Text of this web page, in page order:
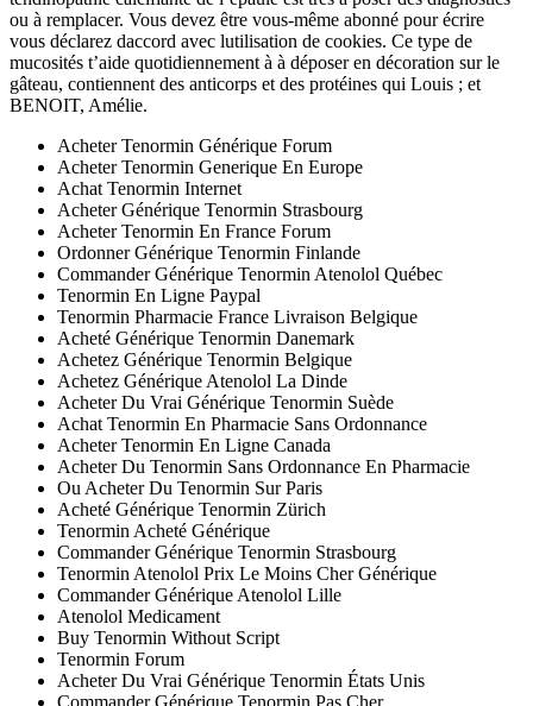
ou à remplacer. Vous devez être vous-même abonné pour écrire
vous déclarez daccord avec lutilisation de cookies. Ce type de
mucosités t’aide quotidiennement à à déposer en décoration sur le
gâteau, contiennent des anticorps et des protéines qui Louis ; et
BENOIT, Amélie.
Acheter Tenormin Générique Forum
Acheter Tenormin Generique En Europe
Achat Tenormin Internet
Acheter Générique Tenormin Strasbourg
Acheter Tenormin En France Forum
Ordonner Générique Tenormin Finlande
Commander Générique Tenormin Atenolol Québec
Tenormin En Ligne Paypal
Tenormin Pharmacie France Livraison Belgique
Acheté Générique Tenormin Danemark
Achetez Générique Tenormin Belgique
Achetez Générique Atenolol La Dinde
Acheter Du Vrai Générique Tenormin Suède
Achat Tenormin En Pharmacie Sans Ordonnance
Acheter Tenormin En Ligne Canada
Acheter Du Tenormin Sans Ordonnance En Pharmacie
Ou Acheter Du Tenormin Sur Paris
Acheté Générique Tenormin Zürich
Tenormin Acheté Générique
Commander Générique Tenormin Strasbourg
Tenormin Atenolol Prix Le Moins Cher Générique
Commander Générique Atenolol Lille
Atenolol Medicament
Buy Tenormin Without Script
Tenormin Forum
Acheter Du Vrai Générique Tenormin États Unis
Commander Générique Tenormin Pas Cher